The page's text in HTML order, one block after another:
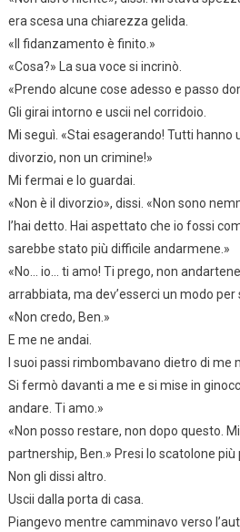
era scesa una chiarezza gelida.
«Il fidanzamento è finito.»
«Cosa?» La sua voce si incrinò.
«Prendo alcune cose adesso e passo
Gli girai intorno e uscii nel corridoio.
Mi seguì. «Stai esagerando! Tutti hanno
divorzio, non un crimine!»
Mi fermai e lo guardai.
«Non è il divorzio», dissi. «Non sono
l’hai detto. Hai aspettato che io fossi
sarebbe stato più difficile andarmene.»
«No… io… ti amo! Ti prego, non
arrabbiata, ma dev’esserci un modo per
«Non credo, Ben.»
E me ne andai.
I suoi passi rimbombavano dietro di me
Si fermò davanti a me e si mise in
andare. Ti amo.»
«Non posso restare, non dopo questo.
partnership, Ben.» Presi lo scatolone più
Non gli dissi altro.
Uscii dalla porta di casa.
Piangevo mentre camminavo verso